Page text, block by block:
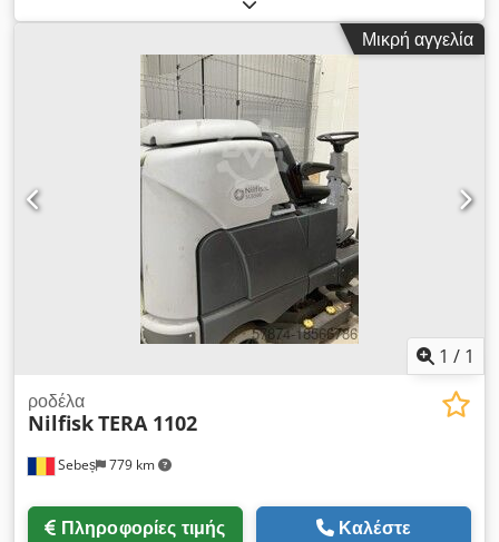
ΔΑΠΕΔΟΥ TERA 1102 - NILFISK SC 6500-1100D, Σειριακός
ΑΡΙΘΜΟΣ N1000065167, Ημερομηνία κατασκευής
28.02.2019" Chsdpfev Ax Awox Aidja Δηλώστε την τιμή
προσφοράς σας. Τιμή χωρίς συσκευασία και μεταφορά.
Προκαταβολή. Πρέπει να μας κάνετε μια προσφορά τιμής εάν
ενδιαφέρεστε για το μηχάνημα. Η παράδοση θα γίνει στο χώρο
μας Όροι παράδοσης: EXW Sebes, Ρουμανία Ο αγοραστής
μπορεί να βοηθήσει στην αποσυναρμολόγηση του
μηχανήματος. Ο αγοραστής είναι υπεύθυνος για τη μεταφορά
του μηχανήματος. Οργανώνουμε μόνο το τμήμα φόρτωσης του
μηχανήματος στο τρέιλερ/φορτηγό με περονοφόρο/γερανό
Μικρή αγγελία
1 / 1
Sebeș 779 km
ροδέλα
NilfiskTERA 1102
Πληροφορίες τιμής Καλέστε